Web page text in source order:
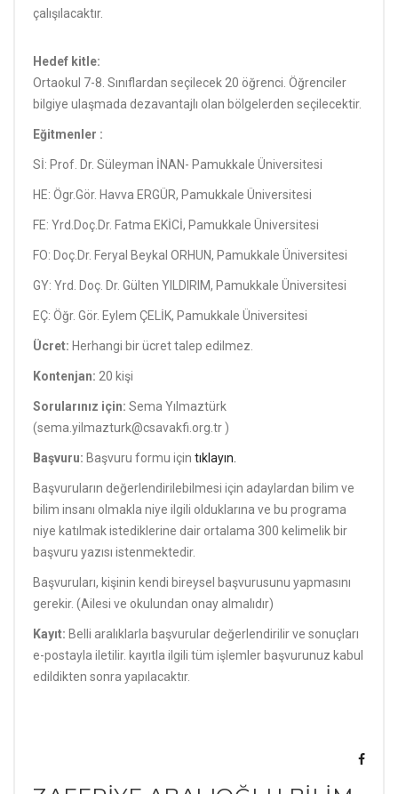
çalışılacaktır.
Hedef kitle:
Ortaokul 7-8. Sınıflardan seçilecek 20 öğrenci. Öğrenciler
bilgiye ulaşmada dezavantajlı olan bölgelerden seçilecektir.
Eğitmenler :
Sİ: Prof. Dr. Süleyman İNAN- Pamukkale Üniversitesi
HE: Ögr.Gör. Havva ERGÜR, Pamukkale Üniversitesi
FE: Yrd.Doç.Dr. Fatma EKİCİ, Pamukkale Üniversitesi
FO: Doç.Dr. Feryal Beykal ORHUN, Pamukkale Üniversitesi
GY: Yrd. Doç. Dr. Gülten YILDIRIM, Pamukkale Üniversitesi
EÇ: Öğr. Gör. Eylem ÇELİK, Pamukkale Üniversitesi
Ücret: Herhangi bir ücret talep edilmez.
Kontenjan: 20 kişi
Sorularınız için: Sema Yılmaztürk
(sema.yilmazturk@csavakfi.org.tr )
Başvuru: Başvuru formu için tıklayın.
Başvuruların değerlendirilebilmesi için adaylardan bilim ve
bilim insanı olmakla niye ilgili olduklarına ve bu programa
niye katılmak istediklerine dair ortalama 300 kelimelik bir
başvuru yazısı istenmektedir.
Başvuruları, kişinin kendi bireysel başvurusunu yapmasını
gerekir. (Ailesi ve okulundan onay almalıdır)
Kayıt: Belli aralıklarla başvurular değerlendirilir ve sonuçları
e-postayla iletilir. kayıtla ilgili tüm işlemler başvurunuz kabul
edildikten sonra yapılacaktır.